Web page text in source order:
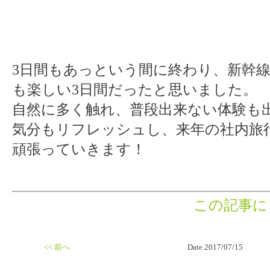
3日間もあっという間に終わり、新幹
も楽しい3日間だったと思いました。
自然に多く触れ、普段出来ない体験も
気分もリフレッシュし、来年の社内
頑張っていきます！
この記事
<< 前へ Date 2017/07/15